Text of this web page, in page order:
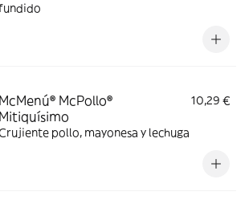
McMenú® McPollo®
Mitiquísimo
10,29 €
pollo, mayonesa y lechuga